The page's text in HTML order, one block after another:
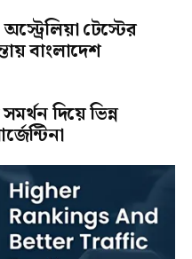
টেস্টের
বাংলাদেশ
দিয়ে ভিন্ন